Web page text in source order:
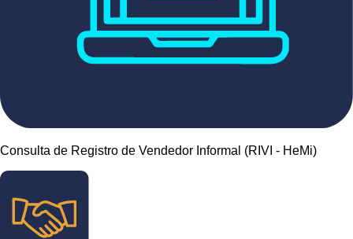
Consulta de Registro de Vendedor Informal (RIVI - HeMi)